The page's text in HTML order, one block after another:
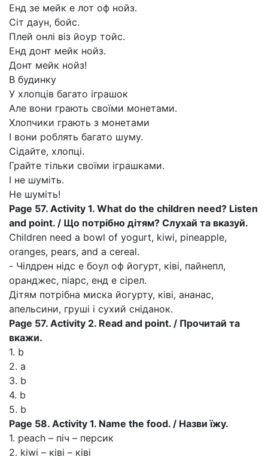
Енд зе мейк е лот оф нойз.
Сіт даун, бойс.
Плей онлі віз йоур тойс.
Енд донт мейк нойз.
Донт мейк нойз!
В будинку
У хлопців багато іграшок
Але вони грають своїми монетами.
Хлопчики грають з монетами
І вони роблять багато шуму.
Сідайте, хлопці.
Грайте тільки своїми іграшками.
І не шуміть.
Не шуміть!
Page 57. Activity 1. What do the children need? Listen
and point. / Що потрібно дітям? Слухай та вказуй.
Children need a bowl of yogurt, kiwi, pineapple,
oranges, pears, and a cereal.
- Чілдрен нідс е боул оф йогурт, ківі, пайнепл,
оранджес, піарс, енд е сірел.
Дітям потрібна миска йогурту, ківі, ананас,
апельсини, груші і сухий сніданок.
Page 57. Activity 2. Read and point. / Прочитай та
вкажи.
1. b
2. a
3. b
4. b
5. b
Page 58. Activity 1. Name the food. / Назви їжу.
1. peach – піч – персик
2. kiwi – ківі – ківі